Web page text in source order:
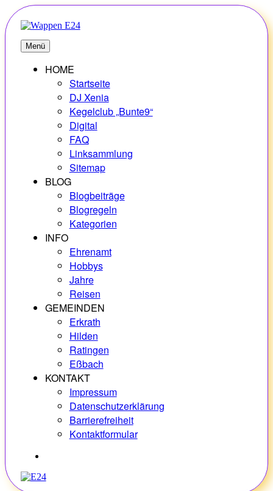
Zum
Inhalt
springen
E24
Erlebnisse – Hobbys – Vielfalt
Menü
HOME
Startseite
DJ Xenia
Kegelclub „Bunte9“
Digital
FAQ
Linksammlung
Sitemap
BLOG
Blogbeiträge
Blogregeln
Kategorien
INFO
Ehrenamt
Hobbys
Jahre
Reisen
GEMEINDEN
Erkrath
Hilden
Ratingen
Eßbach
KONTAKT
Impressum
Datenschutzerklärung
Barrierefreiheit
Kontaktformular